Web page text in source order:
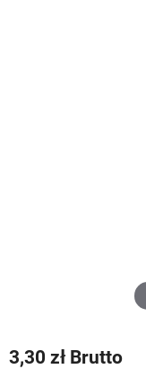
3,30 zł Brutto